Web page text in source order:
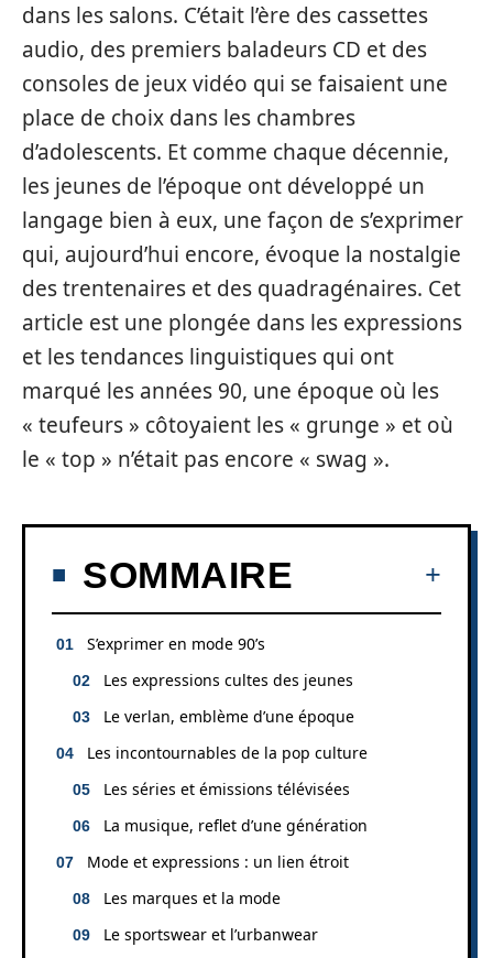
dans les salons. C’était l’ère des cassettes
audio, des premiers baladeurs CD et des
consoles de jeux vidéo qui se faisaient une
place de choix dans les chambres
d’adolescents. Et comme chaque décennie,
les jeunes de l’époque ont développé un
langage bien à eux, une façon de s’exprimer
qui, aujourd’hui encore, évoque la nostalgie
des trentenaires et des quadragénaires. Cet
article est une plongée dans les expressions
et les tendances linguistiques qui ont
marqué les années 90, une époque où les
« teufeurs » côtoyaient les « grunge » et où
le « top » n’était pas encore « swag ».
SOMMAIRE
S’exprimer en mode 90’s
Les expressions cultes des jeunes
Le verlan, emblème d’une époque
Les incontournables de la pop culture
Les séries et émissions télévisées
La musique, reflet d’une génération
Mode et expressions : un lien étroit
Les marques et la mode
Le sportswear et l’urbanwear